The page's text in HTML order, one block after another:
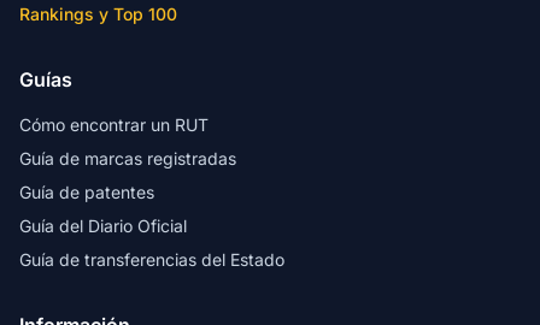
Rankings y Top 100
Guías
Cómo encontrar un RUT
Guía de marcas registradas
Guía de patentes
Guía del Diario Oficial
Guía de transferencias del Estado